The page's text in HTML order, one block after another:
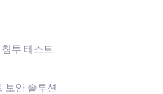
투 테스트
보안 솔루션